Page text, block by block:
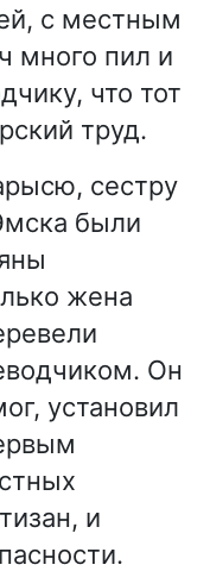
с местным
много пил и
что тот
труд.
сестру
были
жена
Он
установил
и